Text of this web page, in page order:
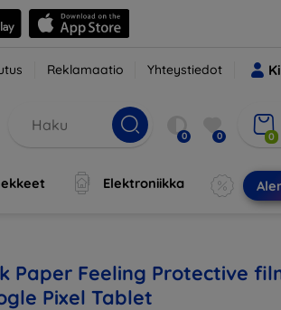
Reklamaatio Yhteystiedot
0 0 0
Elektroniikka
Paper Feeling Protective
Pixel Tablet